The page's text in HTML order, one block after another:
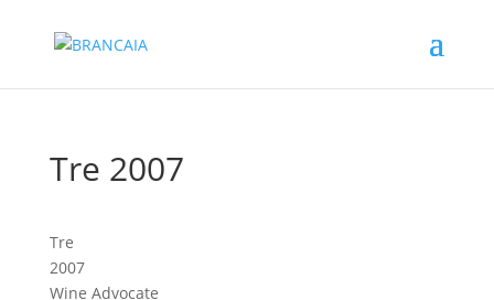
Tre 2007
Tre
2007
Wine Advocate